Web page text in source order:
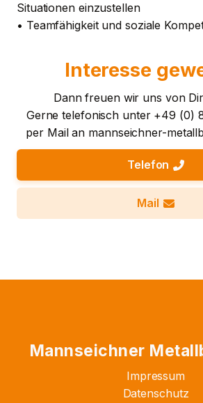
Situationen einzustellen
• Teamfähigkeit und soziale
Interesse
Dann freuen wir uns von
Gerne telefonisch unter +49 (0)
per Mail an mannseichner-
Telefon
Mail
Mannseichner
Impressum
Datenschutz